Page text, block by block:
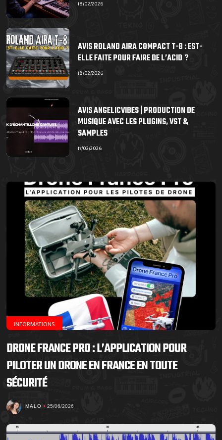
18/02/2026
AVIS ROLAND AIRA COMPACT T-8 : EST-
ELLE FAITE POUR FAIRE DE L’ACID ?
18/02/2026
AVIS ANGELICVIBES | PRODUCTION DE
MUSIQUE AVEC LES PLUGINS, VST &
SAMPLES
17/02/2026
INFORMATIONS
DRONE FRANCE PRO : L’APPLICATION POUR
PILOTER UN DRONE EN FRANCE EN TOUTE
SÉCURITÉ
MALO 25/06/2026